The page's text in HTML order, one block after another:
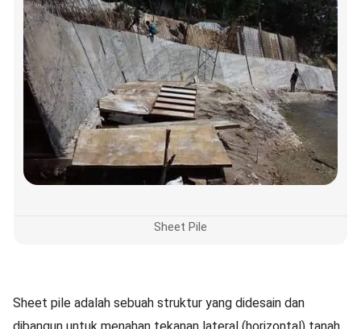
Sheet Pile
Sheet pile adalah sebuah struktur yang didesain dan